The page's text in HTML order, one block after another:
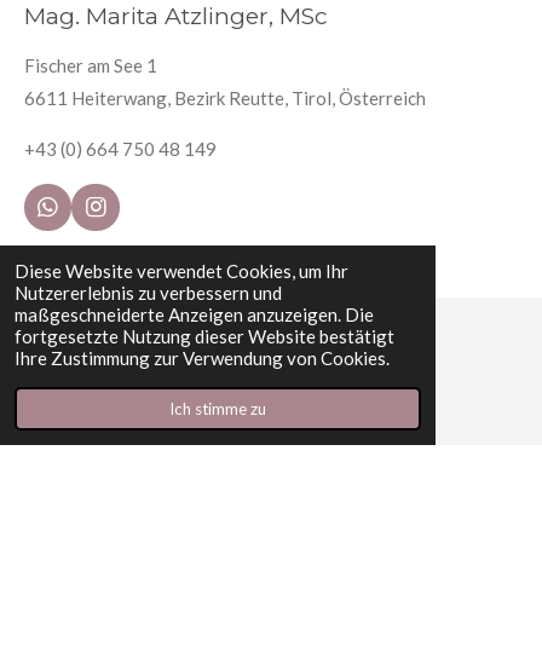
Diese Website verwendet Cookies, um Ihr
Nutzererlebnis zu verbessern und
maßgeschneiderte Anzeigen anzuzeigen. Die
fortgesetzte Nutzung dieser Website bestätigt
Ihre Zustimmung zur Verwendung von Cookies.
Ich stimme zu
Mag. Marita Atzlinger, MSc
Fischer am See 1
6611 Heiterwang, Bezirk Reutte, Tirol, Österreich
+43 (0) 664 750 48 149
W
h
t
s
A
p
p
I
n
s
t
a
g
r
a
m
© 2026 │ Mag. Marita Atzlinger, MSc
I
n
W
h